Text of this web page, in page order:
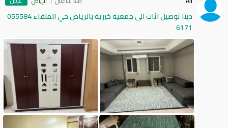
دينا توصيل اثاث الى جمعية خيرية بالرياض حي الملقاء 055584
6171